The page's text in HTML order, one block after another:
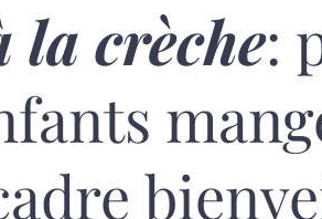
la crèche: